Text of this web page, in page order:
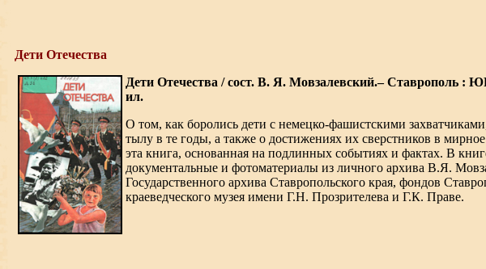
Дети Отечества
Дети Отечества / сост. В. Я. Мовзалевский.– Ставрополь :
ил.
О том, как боролись дети с немецко-фашистскими
тылу в те годы, а также о достижениях их сверстников в мирное
эта книга, основанная на подлинных событиях и фактах. В
документальные и фотоматериалы из личного архива В.Я.
Государственного архива Ставропольского края, фондов
краеведческого музея имени Г.Н. Прозрителева и Г.К. Праве.